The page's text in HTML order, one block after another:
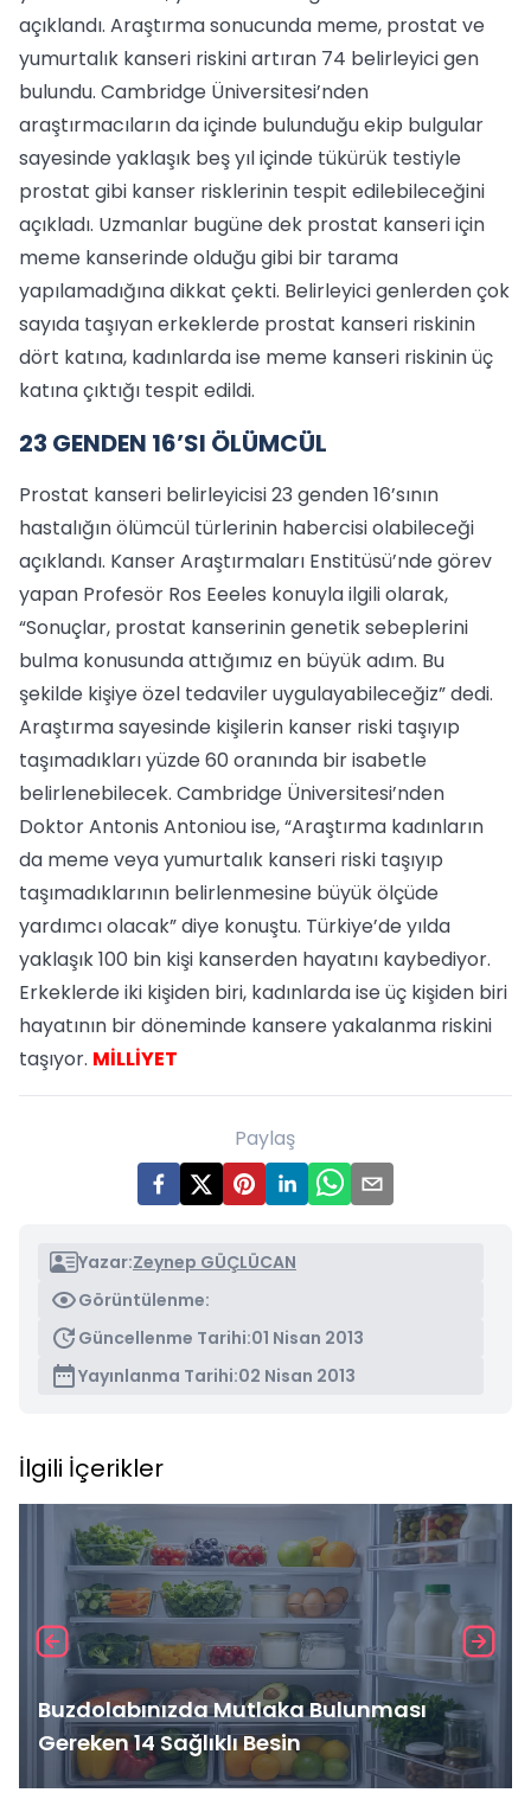
açıklandı. Araştırma sonucunda meme, prostat ve
yumurtalık kanseri riskini artıran 74 belirleyici gen
bulundu. Cambridge Üniversitesi’nden
araştırmacıların da içinde bulunduğu ekip bulgular
sayesinde yaklaşık beş yıl içinde tükürük testiyle
prostat gibi kanser risklerinin tespit edilebileceğini
açıkladı. Uzmanlar bugüne dek prostat kanseri için
meme kanserinde olduğu gibi bir tarama
yapılamadığına dikkat çekti. Belirleyici genlerden çok
sayıda taşıyan erkeklerde prostat kanseri riskinin
dört katına, kadınlarda ise meme kanseri riskinin üç
katına çıktığı tespit edildi.
23 GENDEN 16’SI ÖLÜMCÜL
Prostat kanseri belirleyicisi 23 genden 16’sının
hastalığın ölümcül türlerinin habercisi olabileceği
açıklandı. Kanser Araştırmaları Enstitüsü’nde görev
yapan Profesör Ros Eeeles konuyla ilgili olarak,
“Sonuçlar, prostat kanserinin genetik sebeplerini
bulma konusunda attığımız en büyük adım. Bu
şekilde kişiye özel tedaviler uygulayabileceğiz” dedi.
Araştırma sayesinde kişilerin kanser riski taşıyıp
taşımadıkları yüzde 60 oranında bir isabetle
belirlenebilecek. Cambridge Üniversitesi’nden
Doktor Antonis Antoniou ise, “Araştırma kadınların
da meme veya yumurtalık kanseri riski taşıyıp
taşımadıklarının belirlenmesine büyük ölçüde
yardımcı olacak” diye konuştu. Türkiye’de yılda
yaklaşık 100 bin kişi kanserden hayatını kaybediyor.
Erkeklerde iki kişiden biri, kadınlarda ise üç kişiden biri
hayatının bir döneminde kansere yakalanma riskini
taşıyor. MİLLİYET
Paylaş
Yazar:Zeynep GÜÇLÜCAN
Görüntülenme:
Güncellenme Tarihi:01 Nisan 2013
Yayınlanma Tarihi:02 Nisan 2013
İlgili İçerikler
Buzdolabınızda Mutlaka Bulunması
Gereken 14 Sağlıklı Besin